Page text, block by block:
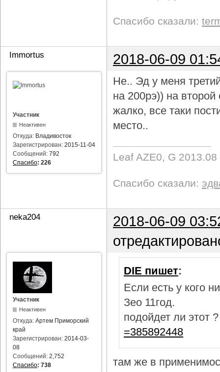
Спасибо сказали:
Immortus 2018-06-09
Участник
Неактивен
Откуда: Владивосток
Зарегистрирован: 2015-11-04
Сообщений: 792
Спасибо: 226
Не.. Эд у меня
на 200рэ)) на
жалко, все таки
место..
Leaf AZE0, G 2013.08
Спасибо сказали:
neka204
2018-06-09
Участник
Неактивен
Откуда: Артем Приморский
край
Зарегистрирован: 2014-03-
08
Сообщений: 2,752
Спасибо: 738
DIE пишет:
Если есть у кого
Зео 11год.
подойдет ли этот
=385892448
там же в